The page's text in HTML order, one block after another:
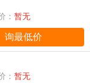
： 暂无
询最低价
： 暂无